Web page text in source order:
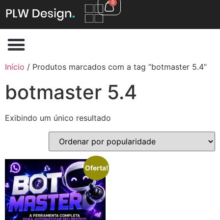
0
Início / Produtos marcados com a tag “botmaster 5.4”
botmaster 5.4
Exibindo um único resultado
Oferta!